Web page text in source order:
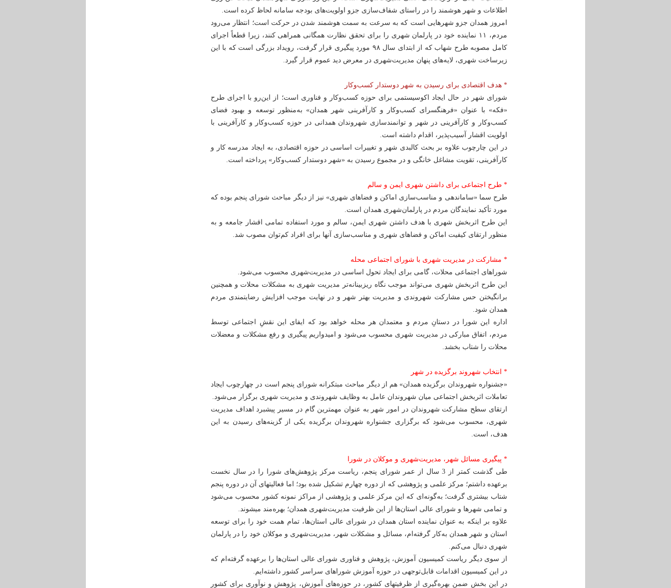
اطلاعات و شهر هوشمند را در راستای شفاف‌سازی جزو اولویت‌های بودجه سامانه لحاظ کرده است.
امروز همدان جزو شهرهایی است که به سرعت به سمت هوشمند شدن در حرکت است؛ انتظار می‌رود
مردم، ۱۱ نماینده خود در پارلمان شهری را برای تحقق نظارت همگانی همراهی کنند، زیرا قطعاً اجرای
کامل مصوبه طرح شهاب که از ابتدای سال ۹۸ مورد پیگیری قرار گرفت، رویداد بزرگی است که با این
زیرساخت شهری، لایه‌های پنهان مدیریت‌شهری در معرض دید عموم قرار گیرد.
* هدف اقتصادی برای رسیدن به شهر دوستدار کسب‌وکار
شورای شهر در حال ایجاد اکوسیستمی برای حوزه کسب‌وکار و فناوری است؛ از این‌رو با اجرای طرح
«فکه» با عنوان «فرهنگسرای کسب‌وکار و کارآفرینی شهر همدان» به‌منظور توسعه و بهبود فضای
کسب‌وکار و کارآفرینی در شهر و توانمندسازی شهروندان همدانی در حوزه کسب‌وکار و کارآفرینی با
اولویت اقشار آسیب‌پذیر، اقدام داشته است.
در این چارچوب علاوه بر بحث کالبدی شهر و تغییرات اساسی در حوزه اقتصادی، به ایجاد مدرسه کار و
کارآفرینی، تقویت مشاغل خانگی و در مجموع رسیدن به «شهر دوستدار کسب‌وکار» پرداخته است.
* طرح اجتماعی برای داشتن شهری ایمن و سالم
طرح سما «ساماندهی و مناسب‌سازی اماکن و فضاهای شهری» نیز از دیگر مباحث شورای پنجم بوده که
مورد تأکید نمایندگان مردم در پارلمان‌شهری همدان است.
این طرح اثربخش شهری با هدف داشتن شهری ایمن، سالم و مورد استفاده تمامی اقشار جامعه و به
منظور ارتقای کیفیت اماکن و فضاهای شهری و مناسب‌سازی آنها برای افراد کم‌توان مصوب شد.
* مشارکت در مدیریت شهری با شورای اجتماعی محله
شوراهای اجتماعی محلات، گامی برای ایجاد تحول اساسی در مدیریت‌شهری محسوب می‌شود.
این طرح اثربخش شهری می‌تواند موجب نگاه ریزبینانه‌تر مدیریت شهری به مشکلات محلات و همچنین
برانگیختن حس مشارکت شهروندی و مدیریت بهتر شهر و در نهایت موجب افزایش رضایتمندی مردم
همدان شود.
اداره این شورا در دستانِ مردم و معتمدان هر محله خواهد بود که ایفای این نقشِ اجتماعی توسط
مردم، اتفاق مبارکی در مدیریت شهری محسوب می‌شود و امیدواریم پیگیری و رفع مشکلات و معضلات
محلات را شتاب بخشد.
* انتخاب شهروند برگزیده در شهر
«جشنواره شهروندان برگزیده همدان» هم از دیگر مباحث مبتکرانه شورای پنجم است در چهارچوب ایجاد
تعاملات اثربخش اجتماعی میان شهروندان عامل به وظایف شهروندی و مدیریت شهری برگزار می‌شود.
ارتقای سطح مشارکت شهروندان در امور شهر به عنوان مهمترین گام در مسیر پیشبرد اهداف مدیریت
شهری، محسوب می‌شود که برگزاری جشنواره شهروندان برگزیده یکی از گزینه‌های رسیدن به این
هدف، است.
* پیگیری مسائل شهر، مدیریت‌شهری و موکلان در شورا
طی گذشت کمتر از 3 سال از عمر شورای پنجم، ریاست مرکز پژوهش‌های شورا را در سال نخست
برعهده داشتم؛ مرکز علمی و پژوهشی که از دوره چهارم تشکیل شده بود؛ اما فعالیت‎های آن در دوره پنجم
شتاب بیشتری گرفت؛ به‌گونه‌ای که این مرکز علمی و پژوهشی از مراکز نمونه کشور محسوب می‌شود
و تمامی شهرها و شورای عالی استان‌ها از این ظرفیت مدیریت‌شهری همدان؛ بهره‌مند می‎شوند.
علاوه بر اینکه به عنوان نماینده استان همدان در شورای عالی استان‌ها، تمام همت خود را برای توسعه
استان و شهر همدان به‌کار گرفته‌ام، مسائل و مشکلات شهر، مدیریت‌شهری و موکلان خود را در پارلمان
شهری دنبال می‌کنم.
از سوی دیگر ریاست کمیسیون آموزش، پژوهش و فناوری شورای عالی استان‌ها را برعهده گرفته‌ام که
در این کمیسیون اقدامات قابل‌توجهی در حوزه آموزش شوراهای سراسر کشور داشته‌ایم.
در این بخش ضمن بهره‌گیری از ظرفیت‎های کشور، در حوزه‌های آموزش، پژوهش و نوآوری برای کشور